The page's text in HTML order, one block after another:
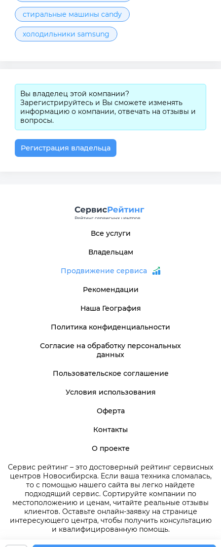
стиральные машины candy
холодильники samsung
Вы владелец этой компании?
Зарегистрируйтесь и Вы сможете изменять
информацию о компании, отвечать на отзывы и
вопросы.
Регистрация владельца
Сервис рейтинг – это достоверный рейтинг сервисных
центров Новосибирска. Если ваша техника сломалась,
то с помощью нашего сайта вы легко найдете
подходящий сервис. Сортируйте компании по
местоположению и ценам, читайте реальные отзывы
клиентов. Оставьте онлайн-заявку на странице
интересующего центра, чтобы получить консультацию
и квалифицированную помощь.
Все услуги
Владельцам
Продвижение сервиса
Рекомендации
Наша География
Политика конфиденциальности
Согласие на обработку персональных
данных
Пользовательское соглашение
Условия использования
Оферта
Контакты
О проекте